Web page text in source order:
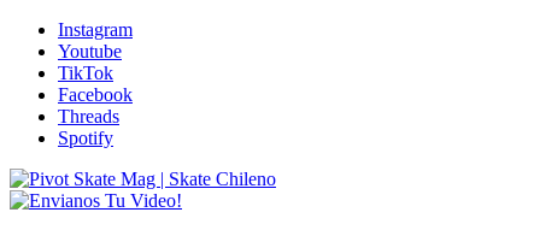
Instagram
Youtube
TikTok
Facebook
Threads
Spotify